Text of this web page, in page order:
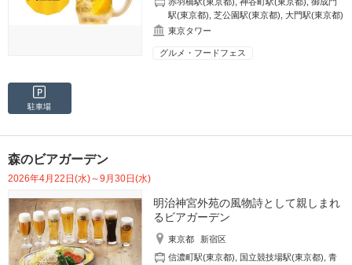
駅(東京都) ,芝公園駅(東京都) ,大門駅(東京都)
東京タワー
グルメ・フードフェス
駐車場
森のビアガーデン
2026年4月22日(水)～9月30日(水)
明治神宮外苑の風物詩として親しまれ
るビアガーデン
東京都
新宿区
信濃町駅(東京都)
国立競技場駅(東京都) ,青